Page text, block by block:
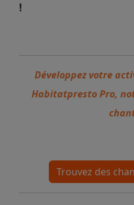
!
Développez votre
Habitatpresto Pro,
Trouvez des